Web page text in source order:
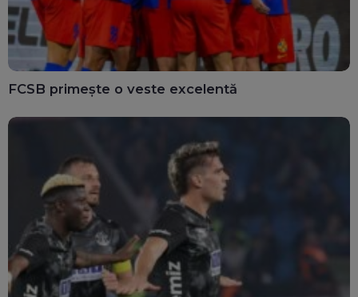
FCSB primește o veste excelentă